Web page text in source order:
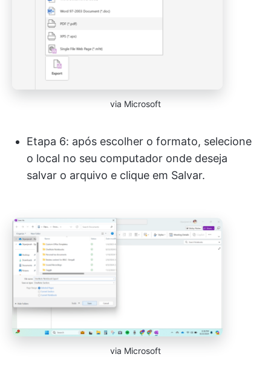
via Microsoft
Etapa 6: após escolher o formato, selecione
o local no seu computador onde deseja
salvar o arquivo e clique em Salvar.
via Microsoft